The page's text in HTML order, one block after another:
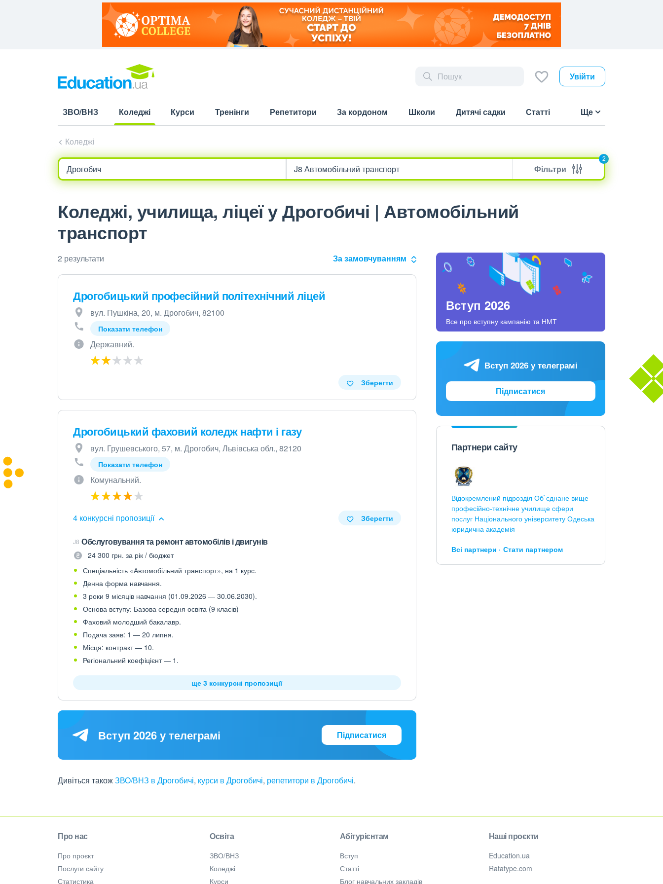
Увійти
ЗВО/ВНЗ
Коледжі
Курси Тренінги Репетитори За кордоном Школи Дитячі садки Статті Ще
Коледжі
Фільтри
2
Коледжі, училища, ліцеї у Дрогобичі | Автомобільний
транспорт
2 результати За замовчуванням
Дрогобицький професійний політехнічний ліцей
вул. Пушкіна, 20, м. Дрогобич, 82100
Показати телефон
Державний.
Зберегти
Дрогобицький фаховий коледж нафти і газу
вул. Грушевського, 57, м. Дрогобич, Львівська обл., 82120
Показати телефон
Комунальний.
4 конкурсні пропозиції Зберегти
J8 Обслуговування та ремонт автомобілів і двигунів
24 300 грн. за рік / бюджет
Спеціальність «Автомобільний транспорт», на 1 курс.
Денна форма навчання.
3 роки 9 місяців навчання (01.09.2026 — 30.06.2030).
Основа вступу: Базова середня освіта (9 класів)
Фаховий молодший бакалавр.
Подача заяв: 1 — 20 липня.
Місця: контракт — 10.
Регіональний коефіцієнт — 1.
ще 3 конкурсні пропозиції
Вступ 2026 у телеграмі Підписатися
Дивіться такожЗВО/ВНЗ в Дрогобичі, курси в Дрогобичі, репетитори в Дрогобичі.
Вступ 2026
Все про вступну кампанію та НМТ
Вступ 2026 у телеграмі
Підписатися
Партнери сайту
Відокремлений підрозділ Об`єднане вище
професійно-технічне училище сфери
послуг Національного університету Одеська
юридична академія
Всі партнери Стати партнером
Про нас
Про проєкт
Послуги сайту
Статистика
Освіта
ЗВО/ВНЗ
Коледжі
Курси
Абітурієнтам
Вступ
Статті
Блог навчальних закладів
Наші проєкти
Education.ua
Ratatype.com